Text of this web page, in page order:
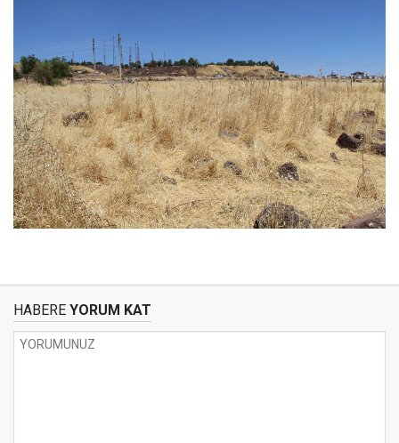
HABERE YORUM KAT